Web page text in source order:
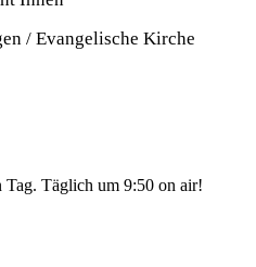
/ Evangelische Kirche